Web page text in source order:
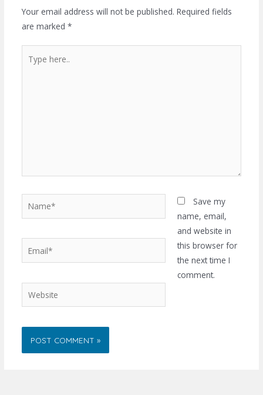
Your email address will not be published. Required fields
are marked *
here..
Name*
Website
Save my
name, email,
and website in
this browser for
the next time I
comment.